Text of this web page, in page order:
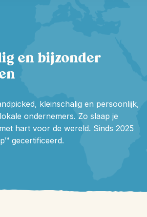
en bijzonder
kleinschalig en persoonlijk,
ondernemers. Zo slaap je
hart voor de wereld. Sinds 2025
gecertificeerd.